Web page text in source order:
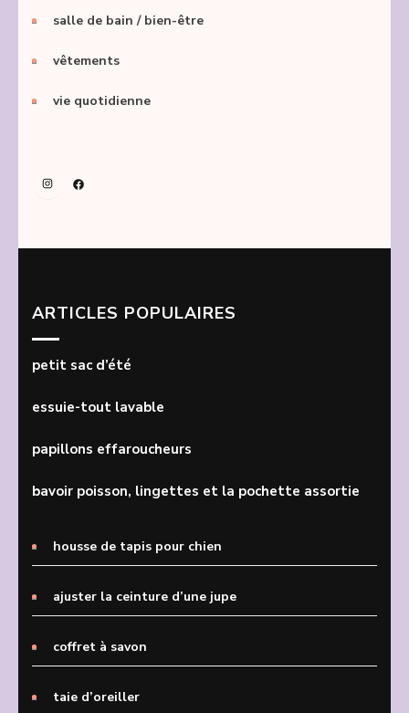
salle de bain / bien-être
vêtements
vie quotidienne
InstagramFacebook
ARTICLES POPULAIRES
petit sac d’été
essuie-tout lavable
papillons effaroucheurs
bavoir poisson, lingettes et la pochette assortie
housse de tapis pour chien
ajuster la ceinture d’une jupe
coffret à savon
taie d’oreiller